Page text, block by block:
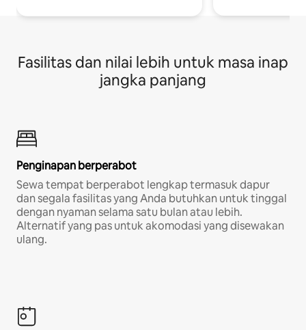
Fasilitas dan nilai lebih untuk masa inap
jangka panjang
Penginapan berperabot
Sewa tempat berperabot lengkap termasuk dapur
dan segala fasilitas yang Anda butuhkan untuk tinggal
dengan nyaman selama satu bulan atau lebih.
Alternatif yang pas untuk akomodasi yang disewakan
ulang.